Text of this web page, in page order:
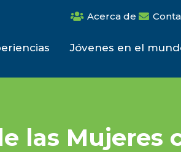
Acerca de
Jóvenes en el
las Mujeres